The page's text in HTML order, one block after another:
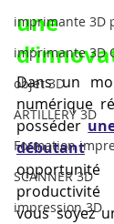
imprimante 3D
imprimante 3D
objet 3D
ARTILLERY 3D
Formation
SCANNER 3D
impression 3D
une
Dans un
numérique
posséder
débutant
productivité
vous soyez